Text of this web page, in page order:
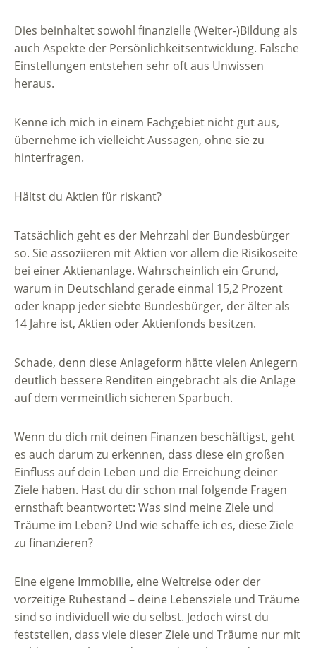
Dies beinhaltet sowohl finanzielle (Weiter-)Bildung als
auch Aspekte der Persönlichkeitsentwicklung. Falsche
Einstellungen entstehen sehr oft aus Unwissen
heraus.
Kenne ich mich in einem Fachgebiet nicht gut aus,
übernehme ich vielleicht Aussagen, ohne sie zu
hinterfragen.
Hältst du Aktien für riskant?
Tatsächlich geht es der Mehrzahl der Bundesbürger
so. Sie assoziieren mit Aktien vor allem die Risikoseite
bei einer Aktienanlage. Wahrscheinlich ein Grund,
warum in Deutschland gerade einmal 15,2 Prozent
oder knapp jeder siebte Bundesbürger, der älter als
14 Jahre ist, Aktien oder Aktienfonds besitzen.
Schade, denn diese Anlageform hätte vielen Anlegern
deutlich bessere Renditen eingebracht als die Anlage
auf dem vermeintlich sicheren Sparbuch.
Wenn du dich mit deinen Finanzen beschäftigst, geht
es auch darum zu erkennen, dass diese ein großen
Einfluss auf dein Leben und die Erreichung deiner
Ziele haben. Hast du dir schon mal folgende Fragen
ernsthaft beantwortet: Was sind meine Ziele und
Träume im Leben? Und wie schaffe ich es, diese Ziele
zu finanzieren?
Eine eigene Immobilie, eine Weltreise oder der
vorzeitige Ruhestand – deine Lebensziele und Träume
sind so individuell wie du selbst. Jedoch wirst du
feststellen, dass viele dieser Ziele und Träume nur mit